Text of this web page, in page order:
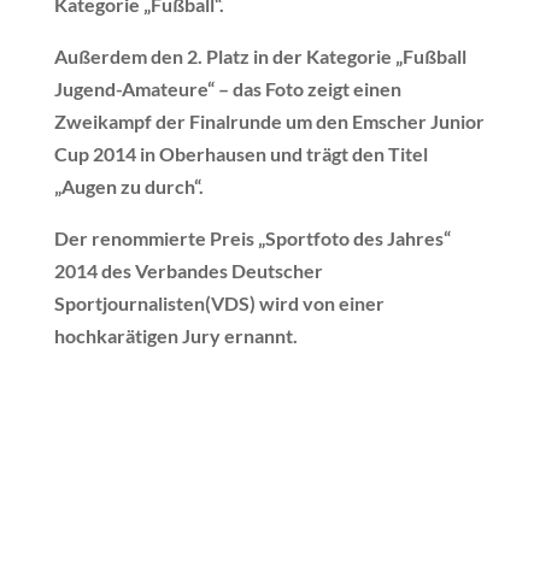
Außerdem den 2. Platz in der Kategorie „Fußball
Jugend-Amateure“ – das Foto zeigt einen
Zweikampf der Finalrunde um den Emscher Junior
Cup 2014 in Oberhausen und trägt den Titel
„Augen zu durch“.
Der renommierte Preis „Sportfoto des Jahres“
2014 des Verbandes Deutscher
Sportjournalisten(VDS) wird von einer
hochkarätigen Jury ernannt.